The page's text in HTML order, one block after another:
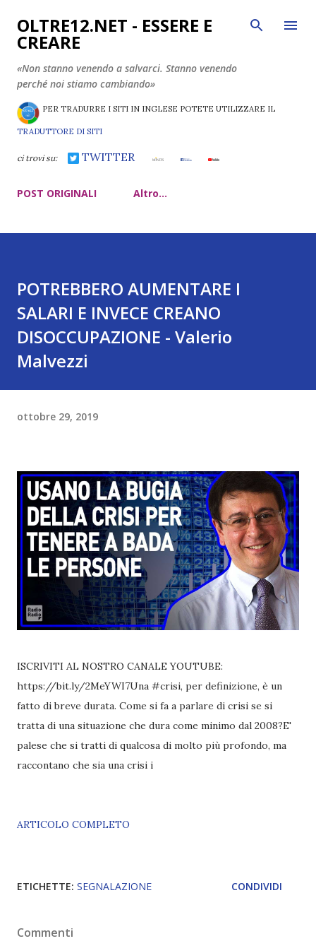
Passa ai contenuti principali
OLTRE12.NET - ESSERE E
CREARE
«Non stanno venendo a salvarci. Stanno venendo
perché noi stiamo cambiando»
PER TRADURRE I SITI IN INGLESE POTETE UTILIZZARE IL
TRADUTTORE DI SITI
ci trovi su: TWITTER
POST ORIGINALI Altro…
POTREBBERO AUMENTARE I
SALARI E INVECE CREANO
DISOCCUPAZIONE - Valerio
Malvezzi
ottobre 29, 2019
ISCRIVITI AL NOSTRO CANALE YOUTUBE:
https://bit.ly/2MeYWI7Una #crisi, per definizione, è un
fatto di breve durata. Come si fa a parlare di crisi se si
tratta di una situazione che dura come minimo dal 2008?E'
palese che si tratti di qualcosa di molto più profondo, ma
raccontano che sia una crisi i
ARTICOLO COMPLETO
ETICHETTE: SEGNALAZIONE CONDIVIDI
Commenti